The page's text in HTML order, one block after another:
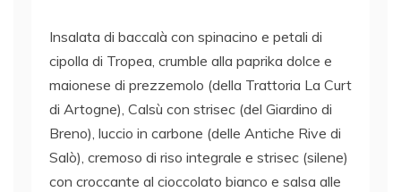
Insalata di baccalà con spinacino e petali di
cipolla di Tropea, crumble alla paprika dolce e
maionese di prezzemolo (della Trattoria La Curt
di Artogne), Calsù con strisec (del Giardino di
Breno), luccio in carbone (delle Antiche Rive di
Salò), cremoso di riso integrale e strisec (silene)
con croccante al cioccolato bianco e salsa alle